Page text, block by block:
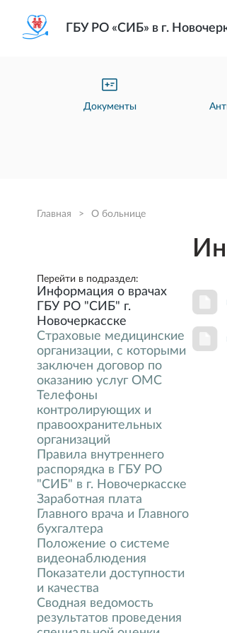
Документы
Главная > О больнице
Перейти в подраздел:
Информация о врачах
ГБУ РО "СИБ" г.
Новочеркасске
Страховые медицинские
организации, с которыми
заключен договор по
оказанию услуг ОМС
Телефоны
контролирующих и
правоохранительных
организаций
Правила внутреннего
распорядка в ГБУ РО
"СИБ" в г. Новочеркасске
Заработная плата
Главного врача и Главного
бухгалтера
Положение о системе
видеонаблюдения
Показатели доступности
и качества
Сводная ведомость
результатов проведения
ГБУ РО «СИБ» в г.